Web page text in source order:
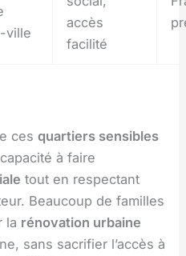
ville
accès
facilité
cesquartiers sensibles
à faire
tout en respectant
Beaucoup de familles
la rénovation urbaine
sans sacrifier l’accès à